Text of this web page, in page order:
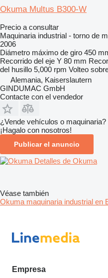
Okuma Multus B300-W
Precio a consultar
Maquinaria industrial - torno de
2006
Diámetro máximo de giro 450
Recorrido del eje Y 80 mm
del husillo 5,000 rpm Volteo
Alemania, Kaiserslautern
GINDUMAC GmbH
Contacte con el vendedor
¿Vende vehículos o maquinaria?
¡Hagalo con nosotros!
Publicar el anuncio
Detalles de Okuma
Véase también
Okuma maquinaria industrial en
Empresa